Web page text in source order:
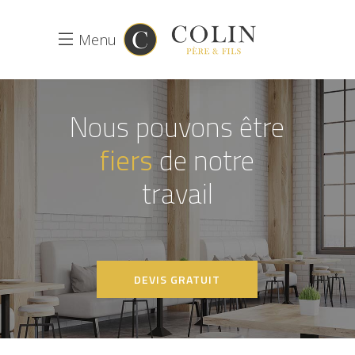
Menu
Nous pouvons être
fiers de notre
travail
DEVIS GRATUIT